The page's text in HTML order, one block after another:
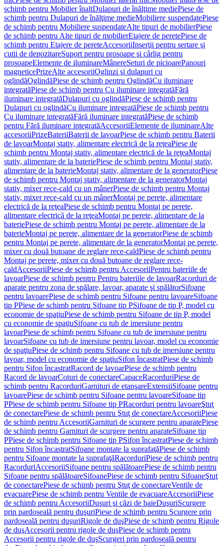
schimb pentru Mobilier înaltDulapuri de înălţime mediePiese de
schimb pentru Dulapuri de înălţime medieMobiliere suspendatePiese
de schimb pentru Mobiliere suspendateAlte tipuri de mobilierPiese
de schimb pentru Alte tipuri de mobilierEtajere de peretePiese de
schimb pentru Etajere de pereteAccesoriiInserţii pentru sertare şi
cutii de depozitareSuport pentru prosoape şi cârlig pentru
prosoapeElemente de iluminareMânereSeturi de picioarePanouri
magneticePrizeAlte accesoriiOglinzi şi dulapuri cu
oglindăOglindăPiese de schimb pentru OglindăCu iluminare
integratăPiese de schimb pentru Cu iluminare integratăFără
iluminare integratăDulapuri cu oglindăPiese de schimb pentru
Dulapuri cu oglindăCu iluminare integratăPiese de schimb pentru
Cu iluminare integratăFără iluminare integratăPiese de schimb
pentru Fără iluminare integratăAccesoriiElemente de iluminareAlte
accesoriiPrizeBateriiBaterii de lavoarPiese de schimb pentru Baterii
de lavoarMontaj stativ, alimentare electrică de la reţeaPiese de
schimb pentru Montaj stativ, alimentare electrică de la reţeaMontaj
stativ, alimentare de la bateriePiese de schimb pentru Montaj stativ,
alimentare de la baterieMontaj stativ, alimentare de la generatorPiese
de schimb pentru Montaj stativ, alimentare de la generatorMontaj
stativ, mixer rece-cald cu un mânerPiese de schimb pentru Montaj
stativ, mixer rece-cald cu un mânerMontaj pe perete, alimentare
electrică de la reţeaPiese de schimb pentru Montaj pe perete,
alimentare electrică de la reţeaMontaj pe perete, alimentare de la
bateriePiese de schimb pentru Montaj pe perete, alimentare de la
baterieMontaj pe perete, alimentare de la generatorPiese de schimb
pentru Montaj pe perete, alimentare de la generatorMontaj pe perete,
mixer cu două butoane de reglare rece-caldPiese de schimb pentru
Montaj pe perete, mixer cu două butoane de reglare rece-
caldAccesoriiPiese de schimb pentru AccesoriiPentru bateriile de
lavoarPiese de schimb pentru Pentru bateriile de lavoarRacorduri de
aparate pentru zona de spălare, lavoar, aparate şi spălătorSifoane
pentru lavoarePiese de schimb pentru Sifoane pentru lavoareSifoane
tip PPiese de schimb pentru Sifoane tip PSifoane de tip P, model cu
economie de spaţiuPiese de schimb pentru Sifoane de tip P, model
cu economie de spaţiuSifoane cu tub de imersiune pentru
lavoarPiese de schimb pentru Sifoane cu tub de imersiune pentru
lavoarSifoane cu tub de imersiune pentru lavoar, model cu economie
de spaţiuPiese de schimb pentru Sifoane cu tub de imersiune pentru
lavoar, model cu economie de spaţiuSifon încastratPiese de schimb
pentru Sifon încastratRacord de lavoarPiese de schimb pentru
Racord de lavoarCoturi de conectareCapaceRacorduriPiese de
schimb pentru RacorduriGarnituri de etanşareExtensiiSifoane pentru
lavoarePiese de schimb pentru Sifoane pentru lavoareSifoane tip
PPiese de schimb pentru Sifoane tip PRacorduri pentru lavoareŞtuţ
de conectarePiese de schimb pentru Ştuţ de conectareAccesoriiPiese
de schimb pentru AccesoriiGarnituri de scurgere pentru aparatePiese
de schimb pentru Garnituri de scurgere pentru aparateSifoane tip
PPiese de schimb pentru Sifoane tip PSifon încastratPiese de schimb
pentru Sifon încastratSifoane montate la suprafaţăPiese de schimb
pentru Sifoane montate la suprafaţăRacorduriPiese de schimb pentru
RacorduriAccesoriiSifoane pentru spălătoarePiese de schimb pentru
Sifoane pentru spălătoareSifoanePiese de schimb pentru SifoaneŞtuţ
de conectarePiese de schimb pentru Ştuţ de conectareVentile de
evacuarePiese de schimb pentru Ventile de evacuareAccesoriiPiese
de schimb pentru AccesoriiDuşuri şi căzi de baieDuşuriScurgere
prin pardoseală pentru duşuriPiese de schimb pentru Scurgere prin
pardoseală pentru duşuriRigole de duşPiese de schimb pentru Rigole
de duşAccesorii pentru rigole de duşPiese de schimb pentru
Accesorii pentru rigole de duşScurgeri prin pardoseală pentru